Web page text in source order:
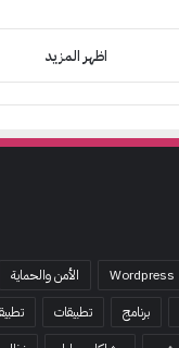
اظهر المزيد
Wordpress الأمن والحماية
برنامج تطبيقات